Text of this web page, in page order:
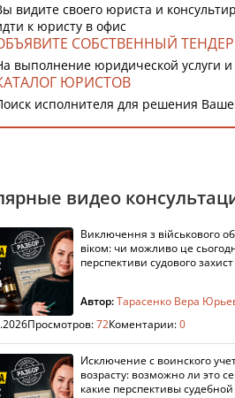
видите своего юриста и
к юристу в офис
СОБСТВЕННЫЙ ТЕНДЕР
выполнение юридической услуги
ЮРИСТОВ
исполнителя для решения
видео
Виключення з військового
віком: чи можливо це
перспективи судового захист
Автор:Тарасенко Вера
Просмотров:72Коментарии:0
Исключение с воинского
возрасту: возможно ли это
какие перспективы